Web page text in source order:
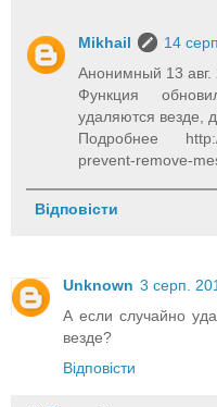
Mikhail
14
Анонимный 13 авг.
Функция
удаляются везде,
Подробнее http://
prevent-remove-
Відповісти
Unknown 3 серп.
А если случайно
везде?
Відповісти